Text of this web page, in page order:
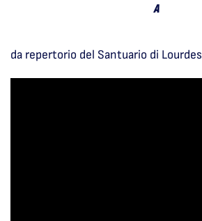
A
da repertorio del Santuario di Lourdes